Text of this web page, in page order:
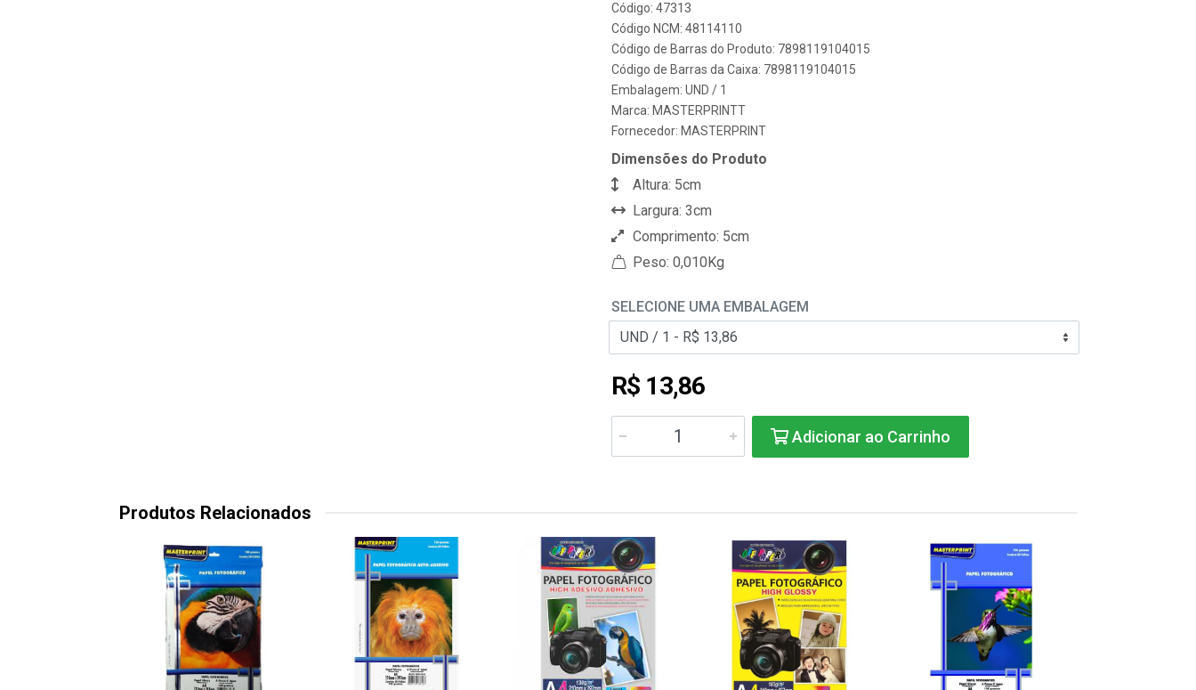
Código: 47313
Código NCM: 48114110
Código de Barras do Produto: 7898119104015
Código de Barras da Caixa: 7898119104015
Embalagem: UND / 1
Marca: MASTERPRINTT
Fornecedor: MASTERPRINT
Dimensões do Produto
Altura: 5cm
Largura: 3cm
Comprimento: 5cm
Peso: 0,010Kg
SELECIONE UMA EMBALAGEM
R$ 13,86
Adicionar ao Carrinho
Produtos Relacionados